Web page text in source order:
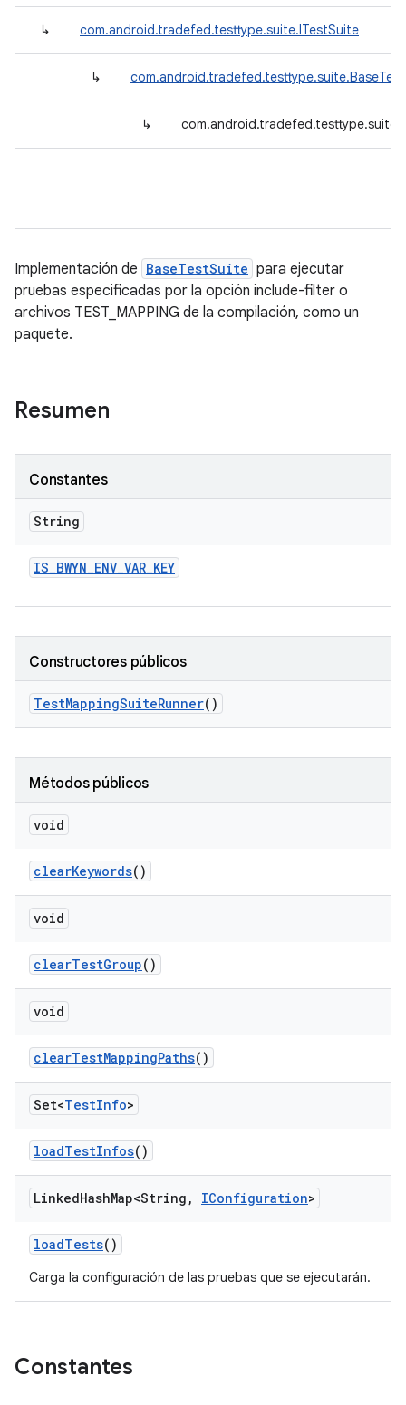
↳ com.android.tradefed.testtype.suite.ITestSuite
↳
↳
Implementación de BaseTestSuite para ejecutar
pruebas especificadas por la opción include-filter o
archivos TEST_MAPPING de la compilación, como un
paquete.
Resumen
Constantes
String
IS_BWYN_ENV_VAR_KEY
Constructores públicos
TestMappingSuiteRunner()
Métodos públicos
void
clearKeywords()
void
clearTestGroup()
void
clearTestMappingPaths()
Set<TestInfo>
loadTestInfos()
LinkedHashMap<String , IConfiguration>
loadTests()
Carga la configuración de las pruebas que se ejecutarán.
Constantes